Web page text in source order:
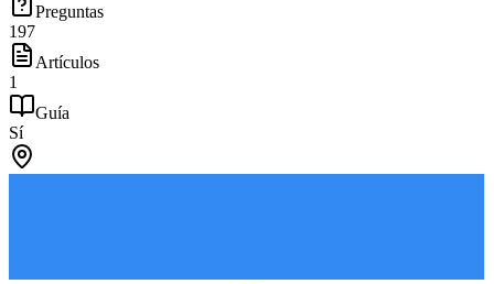
Preguntas
197
Artículos
1
Guía
Sí